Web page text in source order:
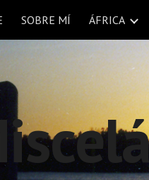
Skip to
SOBRE MÍ ÁFRICA